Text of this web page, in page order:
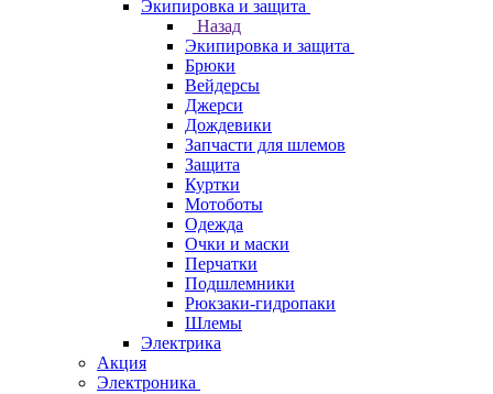
Экипировка и защита
Назад
Экипировка и защита
Брюки
Вейдерсы
Джерси
Дождевики
Запчасти для шлемов
Защита
Куртки
Мотоботы
Одежда
Очки и маски
Перчатки
Подшлемники
Рюкзаки-гидропаки
Шлемы
Электрика
Акция
Электроника